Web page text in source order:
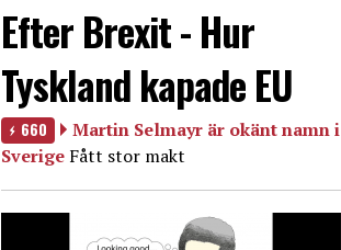
Efter Brexit - Hur
Tyskland kapade EU
660
Martin Selmayr är okänt namn i
Sverige Fått stor makt